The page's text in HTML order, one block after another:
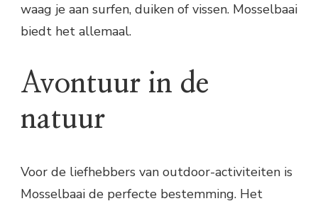
waag je aan surfen, duiken of vissen. Mosselbaai
biedt het allemaal.
Avontuur in de
natuur
Voor de liefhebbers van outdoor-activiteiten is
Mosselbaai de perfecte bestemming. Het